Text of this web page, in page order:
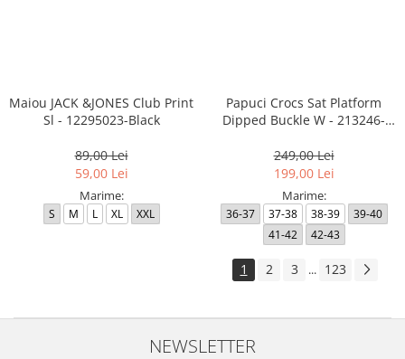
Maiou JACK &JONES Club Print
Sl - 12295023-Black
89,00 Lei
59,00 Lei
Marime:
S M L XL XXL
Papuci Crocs Sat Platform
Dipped Buckle W - 213246-
249,00 Lei
199,00 Lei
Marime:
36-37 37-38 38-39
39-40
41-42
42-43
1 2 3 ... 123
NEWSLETTER